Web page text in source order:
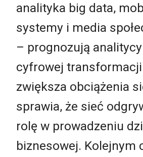
analityka big data,
systemy i media
– prognozują
cyfrowej
zwiększa obciążenia
sprawia, że sieć
rolę w prowadzeniu
biznesowej. Kolejnym